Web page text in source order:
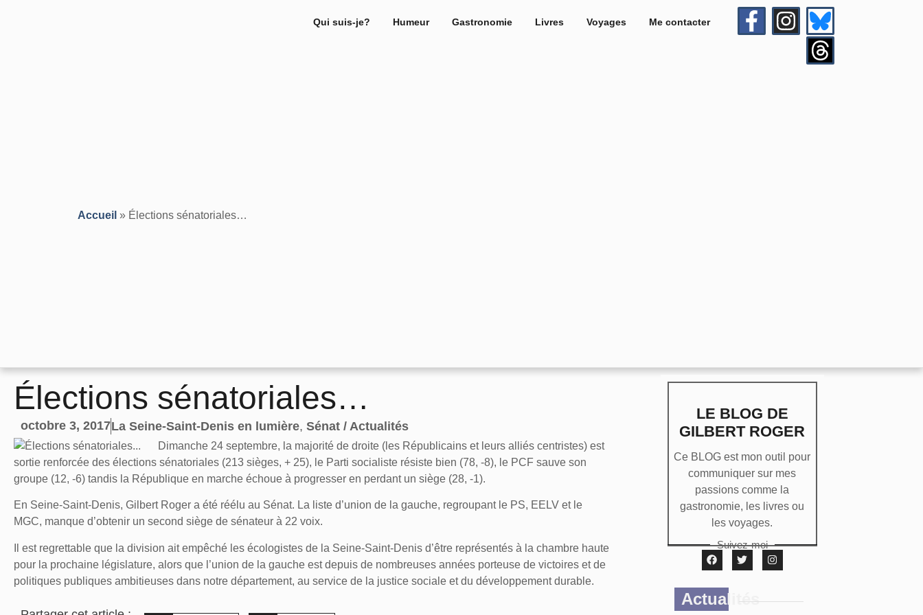
Qui suis-je? Humeur Gastronomie Livres Voyages Me contacter
Accueil » Élections sénatoriales…
Élections sénatoriales…
octobre 3, 2017La Seine-Saint-Denis en lumière, Sénat / Actualités
Dimanche 24 septembre, la majorité de droite (les Républicains et leurs alliés centristes) est
sortie renforcée des élections sénatoriales (213 sièges, + 25), le Parti socialiste résiste bien (78, -8), le PCF sauve son
groupe (12, -6) tandis la République en marche échoue à progresser en perdant un siège (28, -1).
En Seine-Saint-Denis, Gilbert Roger a été réélu au Sénat. La liste d’union de la gauche, regroupant le PS, EELV et le
MGC, manque d’obtenir un second siège de sénateur à 22 voix.
Il est regrettable que la division ait empêché les écologistes de la Seine-Saint-Denis d’être représentés à la chambre haute
pour la prochaine législature, alors que l’union de la gauche est depuis de nombreuses années porteuse de victoires et de
politiques publiques ambitieuses dans notre département, au service de la justice sociale et du développement durable.
LE BLOG DE
GILBERT ROGER
Ce BLOG est mon outil pour
communiquer sur mes
passions comme la
gastronomie, les livres ou
les voyages.
Suivez-moi
Actualités